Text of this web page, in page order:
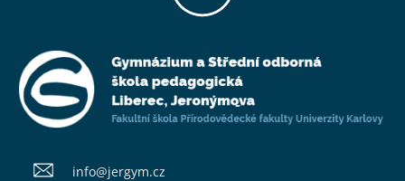
info@​jergym.cz